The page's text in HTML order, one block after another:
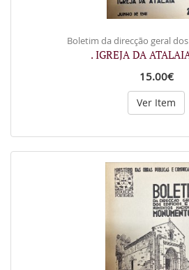
Boletim da direcção geral
. IGREJA DA
15.00€
Ver Item